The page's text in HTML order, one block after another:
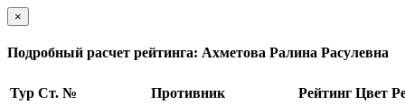
×
Подробный расчет рейтинга: Ахметова Ралина Расулевна
Тур Ст. № Противник Рейтинг Цвет